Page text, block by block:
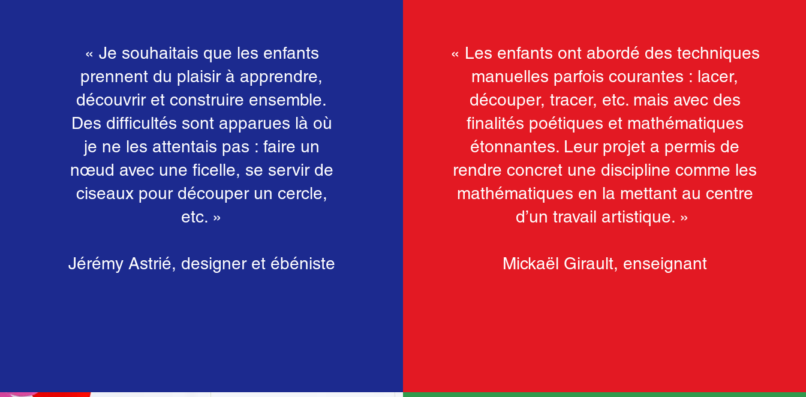
« Je souhaitais que les enfants
prennent du plaisir à apprendre,
découvrir et construire ensemble.
Des difficultés sont apparues là où
je ne les attentais pas : faire un
nœud avec une ficelle, se servir de
ciseaux pour découper un cercle,
etc. »
Jérémy Astrié, designer et ébéniste
« Les enfants ont abordé des techniques
manuelles parfois courantes : lacer,
découper, tracer, etc. mais avec des
finalités poétiques et mathématiques
étonnantes. Leur projet a permis de
rendre concret une discipline comme les
mathématiques en la mettant au centre
d’un travail artistique. »
Mickaël Girault, enseignant